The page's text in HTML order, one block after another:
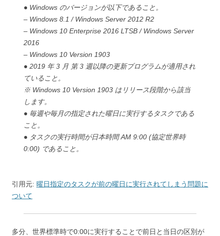
● Windows のバージョンが以下であること。
– Windows 8.1 / Windows Server 2012 R2
– Windows 10 Enterprise 2016 LTSB / Windows Server
2016
– Windows 10 Version 1903
● 2019 年 3 月 第 3 週以降の更新プログラムが適用され
ていること。
※ Windows 10 Version 1903 はリリース段階から該当
します。
● 毎週や毎月の指定された曜日に実行するタスクである
こと。
● タスクの実行時間が日本時間 AM 9:00 (協定世界時
0:00) であること。
引用元: 曜日指定のタスクが前の曜日に実行されてしまう問題に
ついて
多分、世界標準時で0:00に実行することで前日と当日の区別が